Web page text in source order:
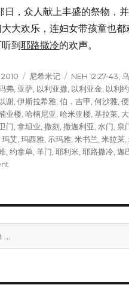
日，众人献上丰盛的祭物，
大欢乐，连妇女带孩童也都
到耶路撒冷的欢声。
Categories
尼希米记 Tags
NEH 12:27-43 ,
弗 亚萨 以利亚撒 以利亚金 以利
谢 ,伊斯拉希雅 ,伯．吉甲 ,何沙雅 ,
业楼 ,哈楠尼亚 ,哈米亚楼 ,基拉莱
门 ,拿坦业 ,撒刻 ,撒迦利亚 水门 泉
,玛艾 ,玛西雅 示玛雅 ,米书兰 ,米拉莱 ,
,约拿单 ,羊门 ,耶利米 ,耶路撒冷 ,迦
礼
(NEH